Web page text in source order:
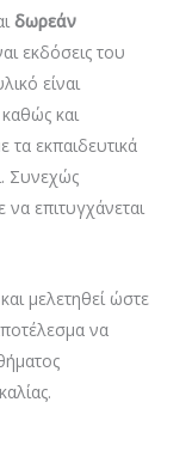
δωρεάν
εκδόσεις του
είναι
και
εκπαιδευτικά
Συνεχώς
επιτυγχάνεται
μελετηθεί ώστε
να